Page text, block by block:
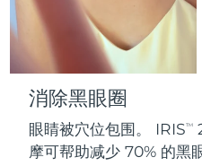
消除黑眼圈
眼睛被穴位包围。 IRISTM
摩可帮助减少 70% 的黑
FAQ™产品
All anti-aging
FAQ™产品
All LED
FAQ™
All toning
PEACH™ 2
IPL hair
PEACH™
Travel-
LUNA™ 4
Massaging
Firming body
痘肌护理
ESPADA™
Recurring
ESPADA™
BEAR™ 2
Microcurrent
IRIS™ 2
毛孔护理
KIWI™
LUNA™ 4
直布罗陀
希腊
匈牙利